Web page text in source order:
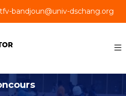
bandjoun@univ-dschang.org